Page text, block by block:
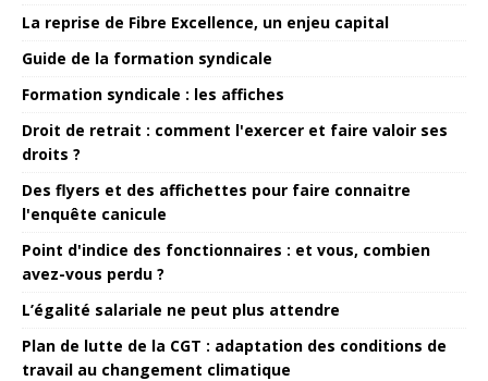
La reprise de Fibre Excellence, un enjeu capital
Guide de la formation syndicale
Formation syndicale : les affiches
Droit de retrait : comment l'exercer et faire valoir ses
droits ?
Des flyers et des affichettes pour faire connaitre
l'enquête canicule
Point d'indice des fonctionnaires : et vous, combien
avez-vous perdu ?
L’égalité salariale ne peut plus attendre
Plan de lutte de la CGT : adaptation des conditions de
travail au changement climatique